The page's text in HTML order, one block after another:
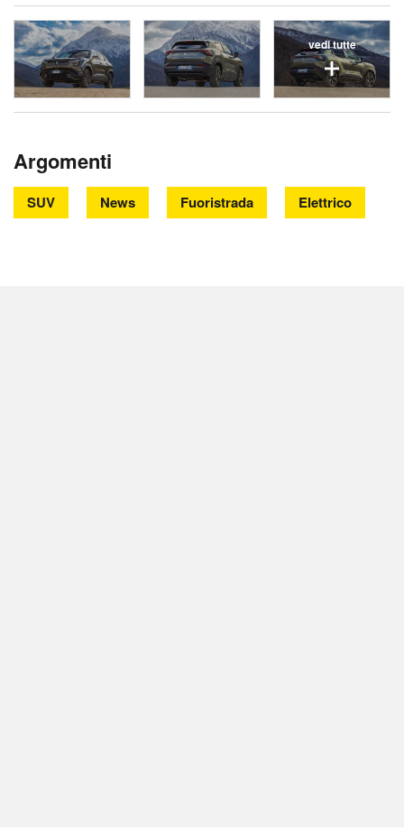
vedi tutte
Argomenti
SUV News Fuoristrada Elettrico